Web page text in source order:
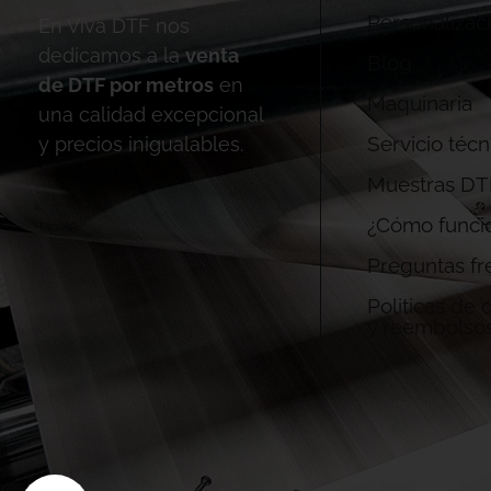
En Viva DTF nos
dedicamos a la venta
de DTF por metros en
una calidad excepcional
y precios inigualables.
Maquinaria
Servicio
Muestras
¿Cómo
Preguntas
Politicas de